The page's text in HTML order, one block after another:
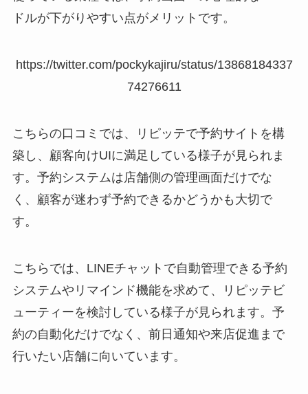
ドルが下がりやすい点がメリットです。
https://twitter.com/pockykajiru/status/13868184337
74276611
こちらの口コミでは、リピッテで予約サイトを構
築し、顧客向けUIに満足している様子が見られま
す。予約システムは店舗側の管理画面だけでな
く、顧客が迷わず予約できるかどうかも大切で
す。
こちらでは、LINEチャットで自動管理できる予約
システムやリマインド機能を求めて、リピッテビ
ューティーを検討している様子が見られます。予
約の自動化だけでなく、前日通知や来店促進まで
行いたい店舗に向いています。